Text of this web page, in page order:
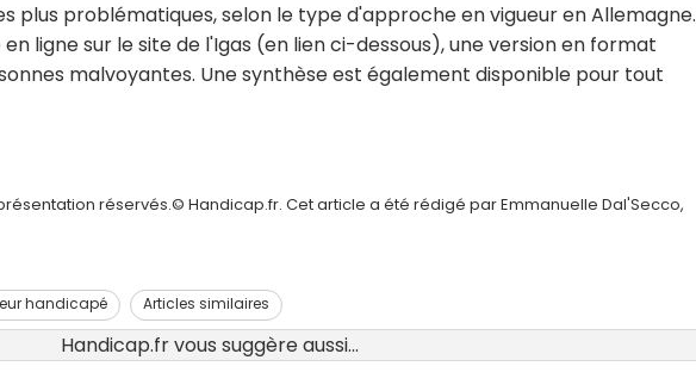
plus problématiques, selon le type d'approche en vigueur en Allemagne.
ligne sur le site de l'Igas (en lien ci-dessous), une version en format
malvoyantes. Une synthèse est également disponible pour tout
réservés.© Handicap.fr. Cet article a été rédigé par Emmanuelle Dal'Secco,
handicapé Articles similaires
Handicap.fr vous suggère aussi...